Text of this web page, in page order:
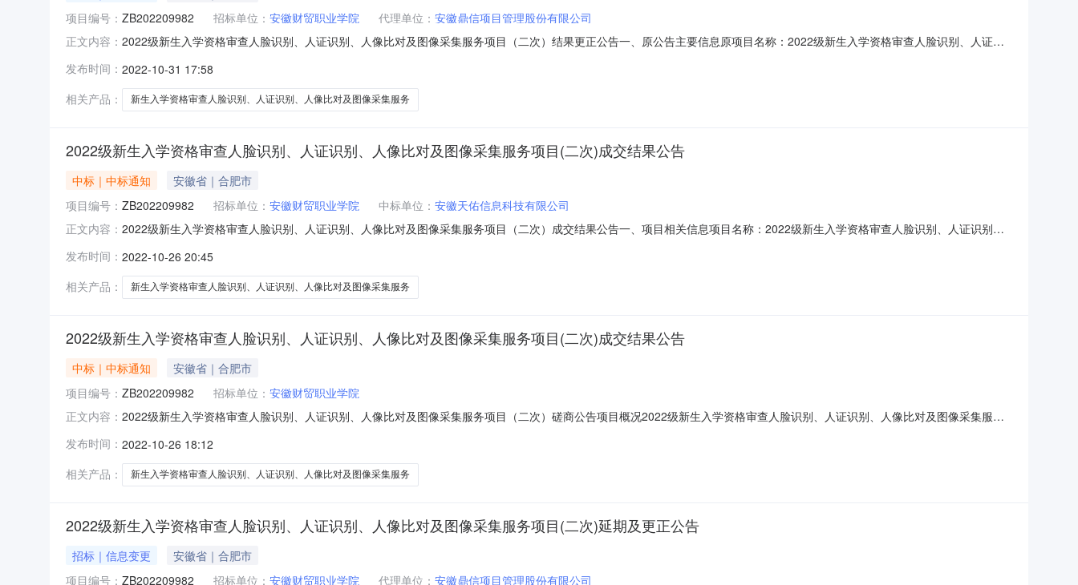
项目编号： ZB202209982 招标单位： 安徽财贸职业学院 代理单位： 安徽鼎信项目管理股份有限公司
正文内容： 2022级新生入学资格审查人脸识别、人证识别、人像比对及图像采集服务项目（二次）结果更正公告一、原公告主要信息原项目名称：2022级新生入学资格审查人脸识别、人证识
采集服务项目（二次）（项目编号：ZB202209982）更正公告内容如下：成交金额：人民币伍元捌角伍分整（￥5.85元）修改为成交金额：人民币伍元捌角伍分整（￥5.85元/
人）。
发布时间： 2022-10-31 17:58
相关产品：
新生入学资格审查人脸识别、人证识别、人像比对及图像采集服务
2022级新生入学资格审查人脸识别、人证识别、人像比对及图像采集服务项目(二次)成交结果公告
中标｜中标通知
安徽省｜合肥市
项目编号： ZB202209982 招标单位： 安徽财贸职业学院 中标单位： 安徽天佑信息科技有限公司
正文内容： 2022级新生入学资格审查人脸识别、人证识别、人像比对及图像采集服务项目（二次）成交结果公告一、项目相关信息项目名称：2022级新生入学资格审查人脸识别、人证识别、
商名称：安徽天佑信息科技有限公司成交供应商联系地址：合肥市政务区习友路789号信达水岸茗都13幢406室成交金额：人民币伍元捌角伍分整(￥5.85元）三、联系方式采购人：
安徽财
发布时间： 2022-10-26 20:45
相关产品：
新生入学资格审查人脸识别、人证识别、人像比对及图像采集服务
2022级新生入学资格审查人脸识别、人证识别、人像比对及图像采集服务项目(二次)成交结果公告
中标｜中标通知
安徽省｜合肥市
项目编号： ZB202209982 招标单位： 安徽财贸职业学院
正文内容： 2022级新生入学资格审查人脸识别、人证识别、人像比对及图像采集服务项目（二次）磋商公告项目概况2022级新生入学资格审查人脸识别、人证识别、人像比对及图像采集服务
项目基本情况项目编号：ZB202209982项目名称：2022级新生入学资格审查人脸识别、人证识别、人像比对及图像采集服务项目（二次）采购方式：磋商预算金额：报价不得高于6
元
发布时间： 2022-10-26 18:12
相关产品：
新生入学资格审查人脸识别、人证识别、人像比对及图像采集服务
2022级新生入学资格审查人脸识别、人证识别、人像比对及图像采集服务项目(二次)延期及更正公告
招标｜信息变更
安徽省｜合肥市
项目编号： ZB202209982 招标单位： 安徽财贸职业学院 代理单位： 安徽鼎信项目管理股份有限公司